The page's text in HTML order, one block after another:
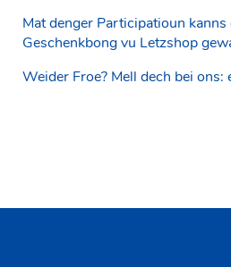
Mat denger Participatioun
Geschenkbong vu Letzshop
Weider Froe? Mell dech bei ons: